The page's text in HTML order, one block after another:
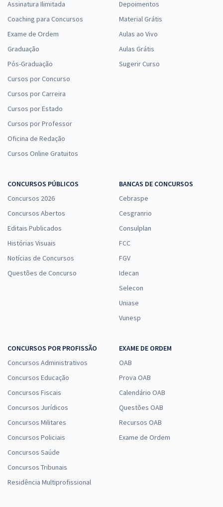
Assinatura Ilimitada
Coaching para Concursos
Exame de Ordem
Graduação
Pós-Graduação
Cursos por Concurso
Cursos por Carreira
Cursos por Estado
Cursos por Professor
Oficina de Redação
Cursos Online Gratuitos
Depoimentos
Material Grátis
Aulas ao Vivo
Aulas Grátis
Sugerir Curso
CONCURSOS PÚBLICOS
Concursos 2026
Concursos Abertos
Editais Publicados
Histórias Visuais
Notícias de Concursos
Questões de Concurso
BANCAS DE CONCURSOS
Cebraspe
Cesgranrio
Consulplan
FCC
FGV
Idecan
Selecon
Uniase
Vunesp
CONCURSOS POR PROFISSÃO
Concursos Administrativos
Concursos Educação
Concursos Fiscais
Concursos Jurídicos
Concursos Militares
Concursos Policiais
Concursos Saúde
Concursos Tribunais
Residência Multiprofissional
EXAME DE ORDEM
OAB
Prova OAB
Calendário OAB
Questões OAB
Recursos OAB
Exame de Ordem